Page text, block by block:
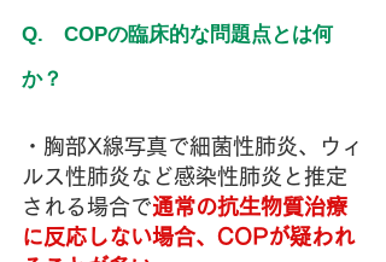
Q.　COPの臨床的な問題点とは何
か？
・胸部X線写真で細菌性肺炎、ウィ
ルス性肺炎など感染性肺炎と推定
される場合で通常の抗生物質治療
に反応しない場合、COPが疑われ